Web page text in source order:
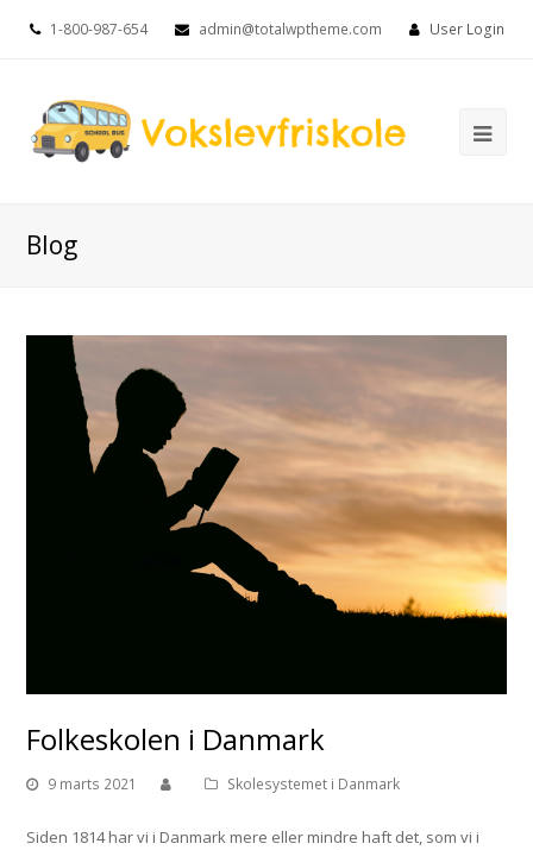
1-800-987-654 admin@totalwptheme.com User Login
Blog
Folkeskolen i Danmark
9 marts 2021 Skolesystemet i Danmark
Siden 1814 har vi i Danmark mere eller mindre haft det, som vi i